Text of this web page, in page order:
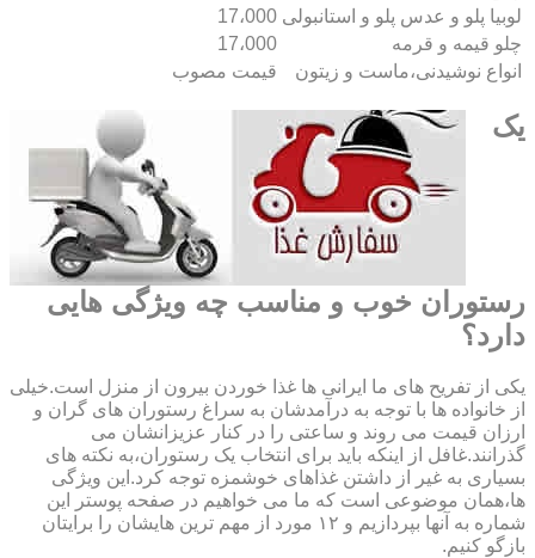
لوبیا پلو و عدس پلو و استانبولی 17،000
چلو قیمه و قرمه
17،000
انواع نوشیدنی،ماست و زیتون
قیمت مصوب
یک
رستوران خوب و مناسب چه ویژگی هایی
دارد؟
یکی از تفریح های ما ایرانی ها غذا خوردن بیرون از منزل است.خیلی
از خانواده ها با توجه به درآمدشان به سراغ رستوران های گران و
ارزان قیمت می روند و ساعتی را در کنار عزیزانشان می
گذرانند.غافل از اینکه باید برای انتخاب یک رستوران،به نکته های
بسیاری به غیر از داشتن غذاهای خوشمزه توجه کرد.این ویژگی
ها،همان موضوعی است که ما می خواهیم در صفحه پوستر این
شماره به آنها بپردازیم و ۱۲ مورد از مهم ترین هایشان را برایتان
بازگو کنیم.